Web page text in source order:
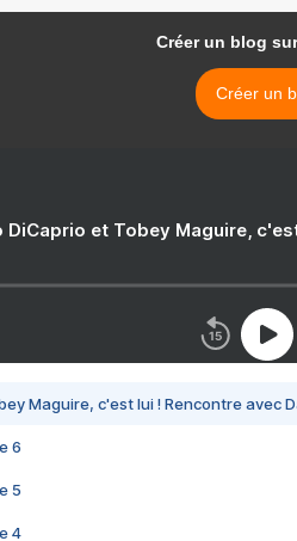
Créer un blog
Créer un
DiCaprio et Tobey Maguire,
Maguire, c'est lui ! Rencontre avec
6
5
4